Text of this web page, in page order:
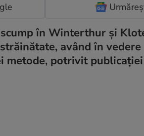
în Winterthur și
având în
metode, potrivit